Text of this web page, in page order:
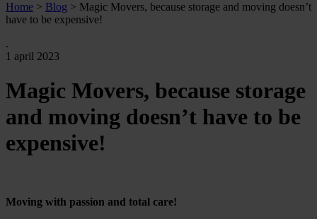
Home > Blog > Magic Movers, because storage and moving doesn’t
have to be expensive!
.
1 april 2023
Magic Movers, because storage
and moving doesn’t have to be
expensive!
Moving with passion and total care!